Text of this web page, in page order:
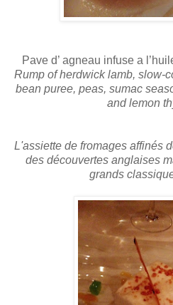
Pave d’ agneau infuse a
Rump of herdwick lamb, slow-
bean puree, peas, sumac
and lemon
L'assiette de fromages affinés
des découvertes anglaises
grands